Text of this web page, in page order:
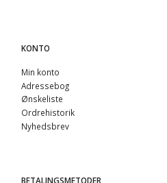
KONTO
Min konto
Adressebog
Ønskeliste
Ordrehistorik
Nyhedsbrev
BETALINGSMETODER